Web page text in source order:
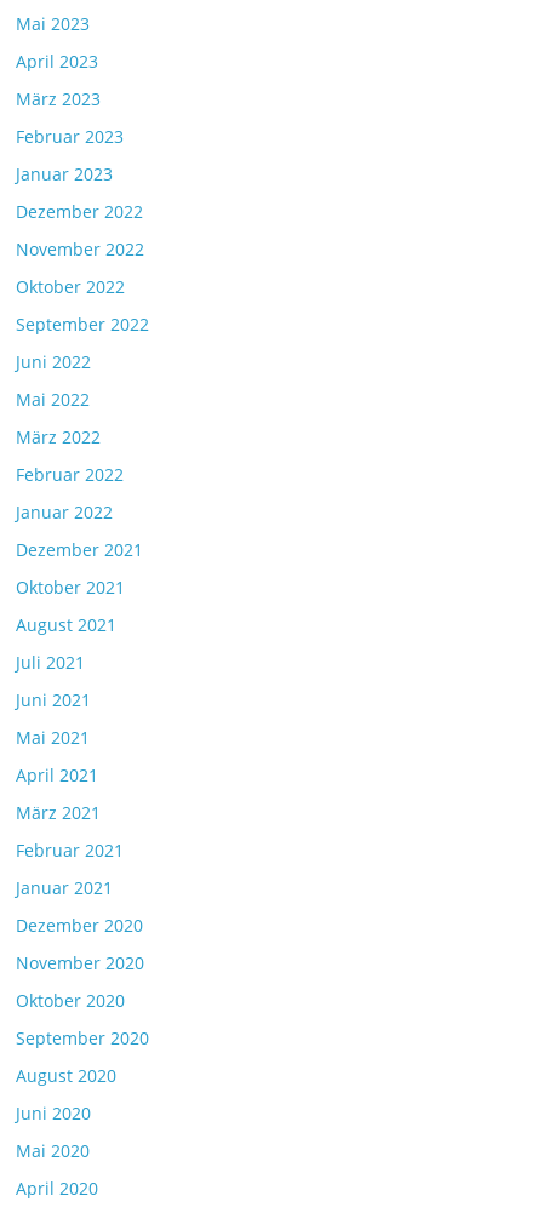
Mai 2023
April 2023
März 2023
Februar 2023
Januar 2023
Dezember 2022
November 2022
Oktober 2022
September 2022
Juni 2022
Mai 2022
März 2022
Februar 2022
Januar 2022
Dezember 2021
Oktober 2021
August 2021
Juli 2021
Juni 2021
Mai 2021
April 2021
März 2021
Februar 2021
Januar 2021
Dezember 2020
November 2020
Oktober 2020
September 2020
August 2020
Juni 2020
Mai 2020
April 2020